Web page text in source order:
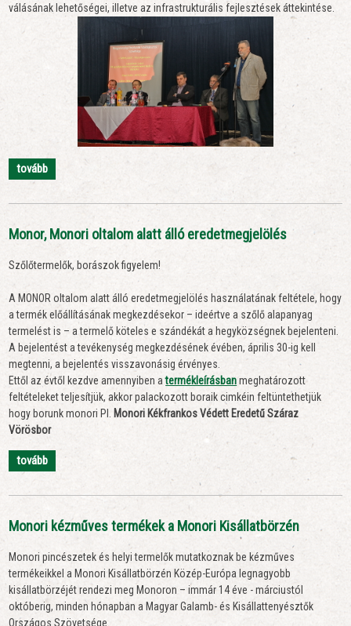
válásának lehetőségei, illetve az infrastrukturális fejlesztések áttekintése.
tovább
Monor, Monori oltalom alatt álló eredetmegjelölés
Szőlőtermelők, borászok figyelem!
A MONOR oltalom alatt álló eredetmegjelölés használatának feltétele, hogy
a termék előállításának megkezdésekor – ideértve a szőlő alapanyag
termelést is – a termelő köteles e szándékát a hegyközségnek bejelenteni.
A bejelentést a tevékenység megkezdésének évében, április 30-ig kell
megtenni, a bejelentés visszavonásig érvényes.
Ettől az évtől kezdve amennyiben atermékleírásbanmeghatározott
feltételeket teljesítjük, akkor palackozott boraik cimkéin feltüntethetjük
hogy borunk monori Pl.
Monori Kékfrankos Védett Eredetű Száraz
Vörösbor
tovább
Monori kézműves termékek a Monori Kisállatbörzén
Monori pincészetek és helyi termelők mutatkoznak be kézműves
termékeikkel a Monori Kisállatbörzén Közép-Európa legnagyobb
kisállatbörzéjét rendezi meg Monoron – immár 14 éve - márciustól
októberig, minden hónapban a Magyar Galamb- és Kisállattenyésztők
Országos Szövetsége.